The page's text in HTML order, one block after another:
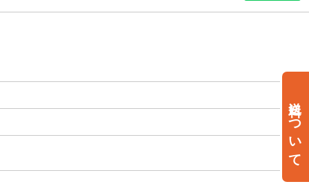
送料について